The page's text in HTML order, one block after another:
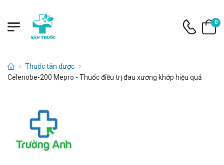
0
Thuốc tân dược
Celenobe-200 Mepro - Thuốc điều trị đau xương khớp hiệu quả